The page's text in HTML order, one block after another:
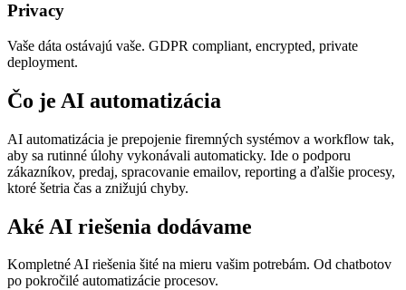
Privacy
Vaše dáta ostávajú vaše. GDPR compliant, encrypted, private
deployment.
Čo je AI automatizácia
AI automatizácia je prepojenie firemných systémov a workflow tak,
aby sa rutinné úlohy vykonávali automaticky. Ide o podporu
zákazníkov, predaj, spracovanie emailov, reporting a ďalšie procesy,
ktoré šetria čas a znižujú chyby.
Aké AI riešenia dodávame
Kompletné AI riešenia šité na mieru vašim potrebám. Od chatbotov
po pokročilé automatizácie procesov.